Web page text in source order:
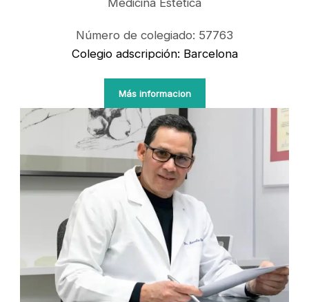
Número de colegiado: 57763
Colegio adscripción: Barcelona
Más informacion